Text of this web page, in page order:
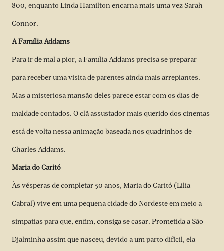
800, enquanto Linda Hamilton encarna mais uma vez Sarah
Connor.
A Família Addams
Para ir de mal a pior, a Família Addams precisa se preparar
para receber uma visita de parentes ainda mais arrepiantes.
Mas a misteriosa mansão deles parece estar com os dias de
maldade contados. O clã assustador mais querido dos cinemas
está de volta nessa animação baseada nos quadrinhos de
Charles Addams.
Maria do Caritó
Às vésperas de completar 50 anos, Maria do Caritó (Lilia
Cabral) vive em uma pequena cidade do Nordeste em meio a
simpatias para que, enfim, consiga se casar. Prometida a São
Djalminha assim que nasceu, devido a um parto difícil, ela